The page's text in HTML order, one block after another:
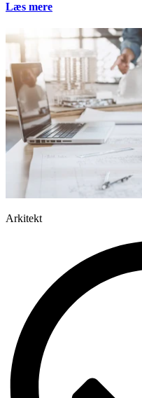
Læs mere
Arkitekt